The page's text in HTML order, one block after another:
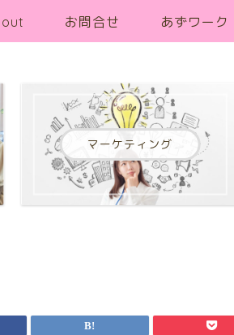
お問合せ あずワーク
マーケティング